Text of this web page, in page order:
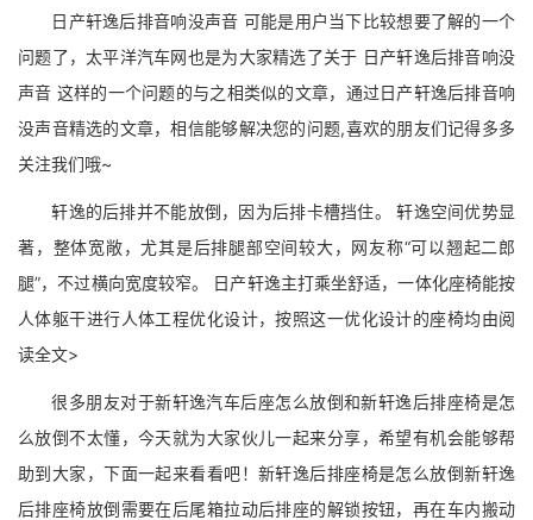
日产轩逸后排音响没声音 可能是用户当下比较想要了解的一个
问题了，太平洋汽车网也是为大家精选了关于 日产轩逸后排音响没
声音 这样的一个问题的与之相类似的文章，通过日产轩逸后排音响
没声音精选的文章，相信能够解决您的问题,喜欢的朋友们记得多多
关注我们哦~
轩逸的后排并不能放倒，因为后排卡槽挡住。 轩逸空间优势显
著，整体宽敞，尤其是后排腿部空间较大，网友称“可以翘起二郎
腿”，不过横向宽度较窄。 日产轩逸主打乘坐舒适，一体化座椅能按
人体躯干进行人体工程优化设计，按照这一优化设计的座椅均由阅
读全文>
很多朋友对于新轩逸汽车后座怎么放倒和新轩逸后排座椅是怎
么放倒不太懂，今天就为大家伙儿一起来分享，希望有机会能够帮
助到大家，下面一起来看看吧！新轩逸后排座椅是怎么放倒新轩逸
后排座椅放倒需要在后尾箱拉动后排座的解锁按钮，再在车内搬动